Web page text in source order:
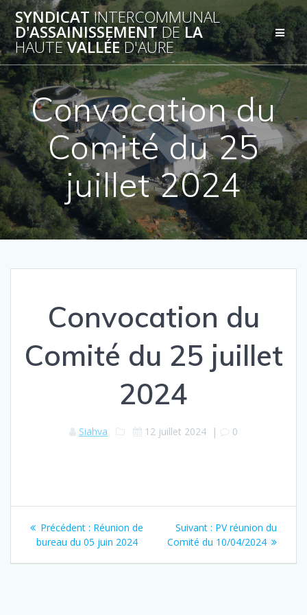
Passer
au
contenu
SYNDICATINTERCOMMUNAL
D'ASSAINISSEMENTDELA
HAUTEVALLÉED'AURE
Convocation du
Comité du 25
juillet 2024
Convocation du
Comité du 25 juillet
2024
Siahva 12 juillet 2024 | 0
Navigation
de
Précédent : Article
précédent
Réunion de
bureau du 05 juin 2024
Suivant : Article
suivant
PV réunion du
Comité du 10/04/2024